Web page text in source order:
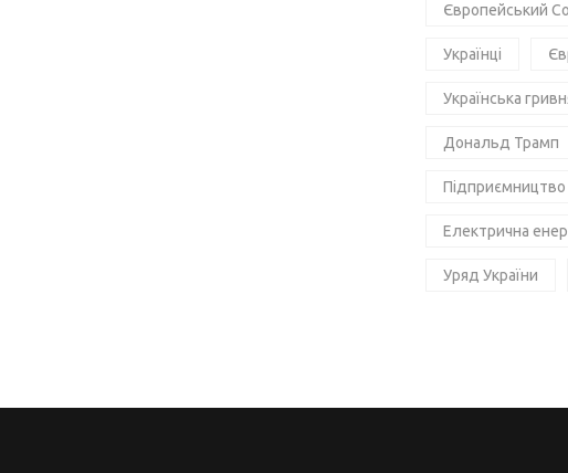
Європейський
Українці
Українська
Дональд Трамп
Підприємництво
Електрична
Уряд України